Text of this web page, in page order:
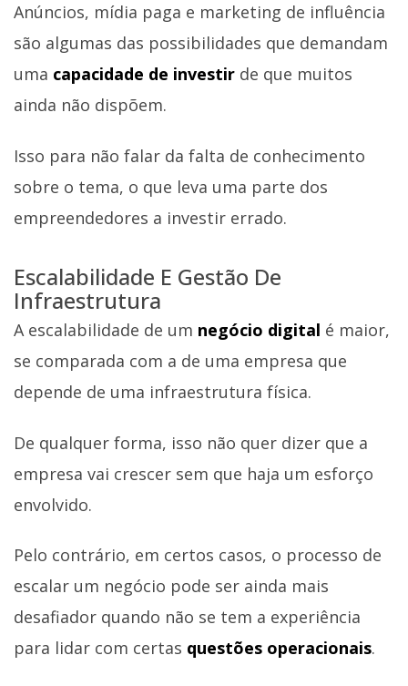
Anúncios, mídia paga e marketing de influência
são algumas das possibilidades que demandam
uma capacidade de investir de que muitos
ainda não dispõem.
Isso para não falar da falta de conhecimento
sobre o tema, o que leva uma parte dos
empreendedores a investir errado.
Escalabilidade E Gestão De
Infraestrutura
A escalabilidade de um negócio digital é maior,
se comparada com a de uma empresa que
depende de uma infraestrutura física.
De qualquer forma, isso não quer dizer que a
empresa vai crescer sem que haja um esforço
envolvido.
Pelo contrário, em certos casos, o processo de
escalar um negócio pode ser ainda mais
desafiador quando não se tem a experiência
para lidar com certas questões operacionais.